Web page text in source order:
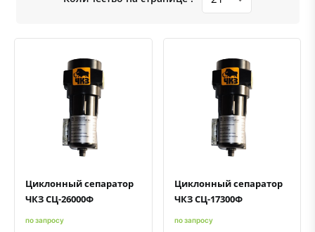
Быстрый просмотрДобавить к сравнению
Циклонный сепаратор
ЧКЗ СЦ-26000Ф
по запросу
Быстрый просмотрДобавить к сравнению
Циклонный сепаратор
ЧКЗ СЦ-17300Ф
по запросу